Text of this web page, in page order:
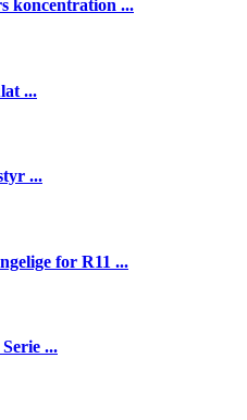
koncentration ...
...
...
for R11 ...
...